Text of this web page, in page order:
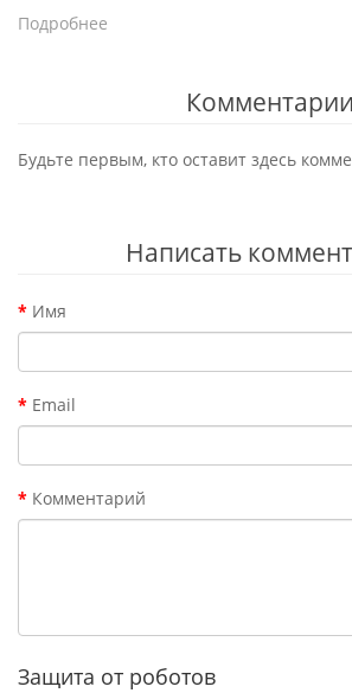
Подробнее
Комментарии
Будьте первым, кто оставит здесь
Написать
Имя
Email
Комментарий
Защита от роботов